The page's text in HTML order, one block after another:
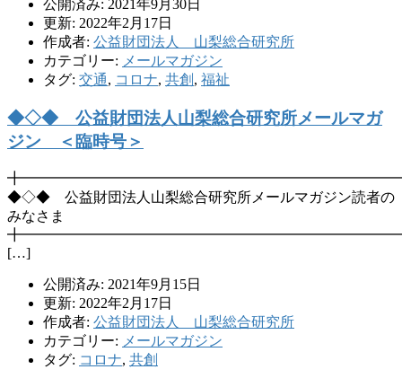
公開済み: 2021年9月30日
更新: 2022年2月17日
作成者: 公益財団法人 山梨総合研究所
カテゴリー: メールマガジン
タグ: 交通, コロナ, 共創 , 福祉
◆◇◆ 公益財団法人山梨総合研究所メールマガ
ジン ＜臨時号＞
◆◇◆ 公益財団法人山梨総合研究所メールマガジン読者の
みなさま
[…]
公開済み: 2021年9月15日
更新: 2022年2月17日
作成者: 公益財団法人 山梨総合研究所
カテゴリー: メールマガジン
タグ: コロナ, 共創